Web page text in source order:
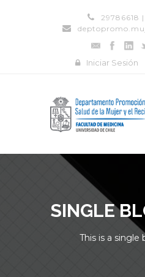
29786618
Iniciar Sesión
SINGLE
This is a single